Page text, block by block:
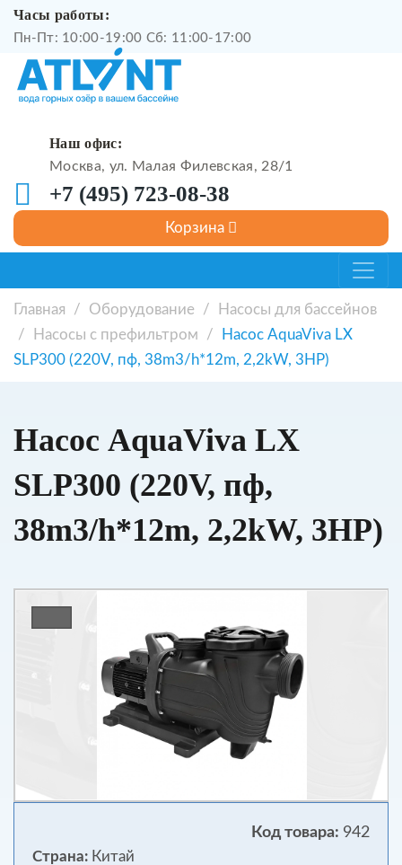
Часы работы:
Пн-Пт: 10:00-19:00 Сб: 11:00-17:00
Наш офис:
Москва, ул. Малая Филевская, 28/1
+7 (495) 723-08-38
Главная / Оборудование /
Насосы для бассейнов
/
Насосы с префильтром /
Насос AquaViva LX
SLP300 (220V, пф, 38m3/h*12m, 2,2kW, 3HP)
Насос AquaViva LX
SLP300 (220V, пф,
38m3/h*12m, 2,2kW, 3HP)
Код товара: 942
Страна: Китай